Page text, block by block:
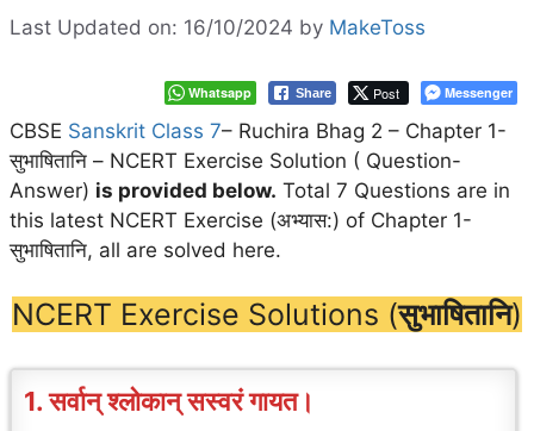
Last Updated on: 16/10/2024 by MakeToss
Whatsapp Share Post Messenger
CBSE Sanskrit Class 7– Ruchira Bhag 2 – Chapter 1-
सुभाषितानि – NCERT Exercise Solution ( Question-
Answer) is provided below. Total 7 Questions are in
this latest NCERT Exercise (अभ्यास:) of Chapter 1-
सुभाषितानि, all are solved here.
NCERT Exercise Solutions (सुभाषितानि)
1. सर्वान् श्लोकान् सस्वरं गायत।